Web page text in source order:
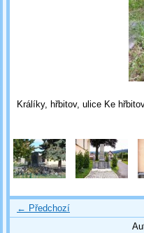
Králíky, hřbitov, ulice Ke
← Předchozí